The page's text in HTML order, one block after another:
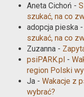
Aneta Cichoń -
szukać, na co
adopcja pieska -
szukać, na co
Zuzanna -
psiPARK.pl -
region Polski
Ja - Wakacje z
wybrać?